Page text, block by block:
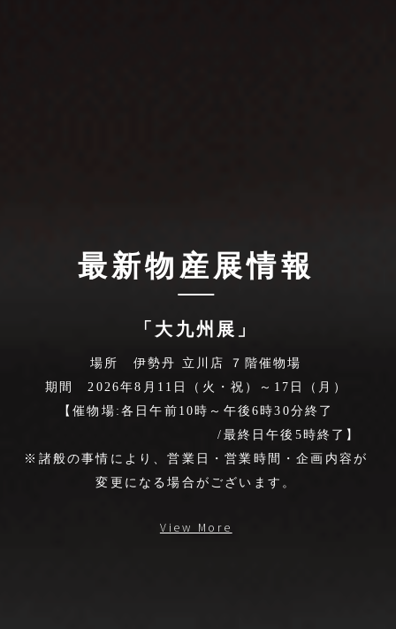
最新物産展情報
「大九州展」
場所 伊勢丹 立川店 ７階催物場
期間 2026年8月11日（火・祝）～17日（月）
【催物場:各日午前10時～午後6時30分終了
/最終日午後5時終了】
※諸般の事情により、営業日・営業時間・企画内容が
変更になる場合がございます。
View More